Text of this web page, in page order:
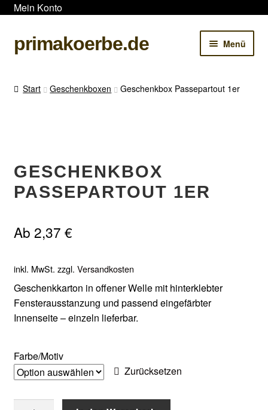
Mein Konto
Zur
Navigation
Zum
Inhalt
primakoerbe.de Menü
Produktkatalog 2025/2026
Neuheiten (Flyer)
Start Geschenkboxen Geschenkbox Passepartout 1er
GESCHENKBOX
PASSEPARTOUT 1ER
Ab 2,37 €
inkl. MwSt. zzgl. Versandkosten
Geschenkkarton in offener Welle mit hinterklebter
Fensterausstanzung und passend eingefärbter
Innenseite – einzeln lieferbar.
Farbe/Motiv
Zurücksetzen